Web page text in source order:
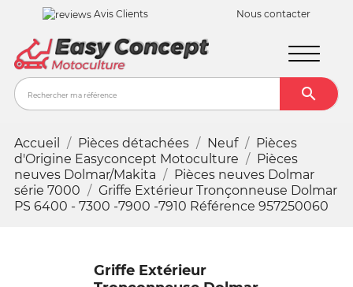
Avis Clients Nous contacter

Accueil Pièces détachées Neuf
Pièces
d'Origine Easyconcept Motoculture
Pièces
neuves Dolmar/Makita
Pièces neuves Dolmar
série 7000
Griffe Extérieur Tronçonneuse Dolmar
PS 6400 - 7300 -7900 -7910 Référence 957250060
Griffe Extérieur